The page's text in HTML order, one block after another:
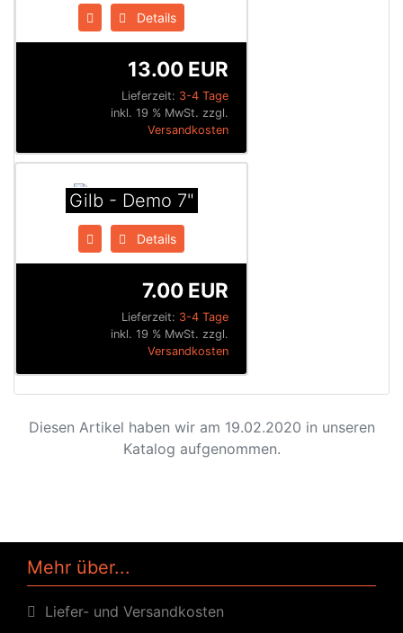
Details
Lieferzeit: 3-4 Tage
13.00 EUR
inkl. 19 % MwSt. zzgl.
Versandkosten
Gilb - Demo 7"
Details
Lieferzeit: 3-4 Tage
7.00 EUR
inkl. 19 % MwSt. zzgl.
Versandkosten
Diesen Artikel haben wir am 19.02.2020 in unseren
Katalog aufgenommen.
Mehr über...
Liefer- und Versandkosten